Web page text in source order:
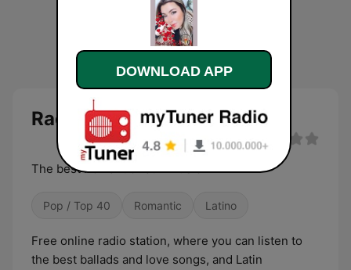
Radio LOVE Emily live
The best Romantic Latin Music
Pop / Top 40 Romantic Latino
Free online radio station, where you can listen to
the best ballads and love songs, and Latin
DOWNLOAD APP